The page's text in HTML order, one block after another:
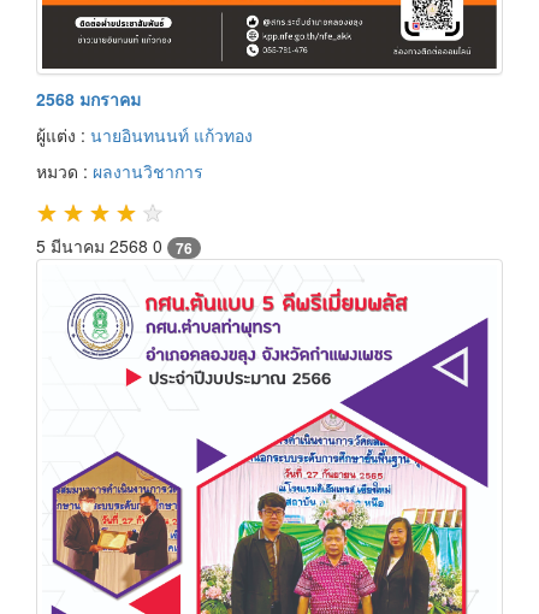
2568 มกราคม
ผู้แต่ง : นายอินทนนท์ แก้วทอง
หมวด : ผลงานวิชาการ
★ ★ ★ ★ ★
5 มีนาคม 2568 0 76